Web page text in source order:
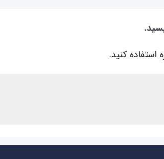
کنید.